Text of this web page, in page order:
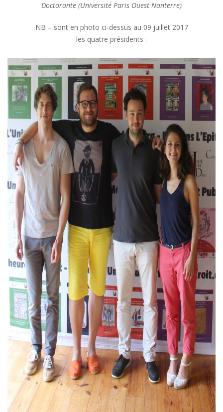
Doctorante (Université Paris Ouest Nanterre)
NB – sont en photo ci-dessus au 09 juillet 2017
les quatre présidents :